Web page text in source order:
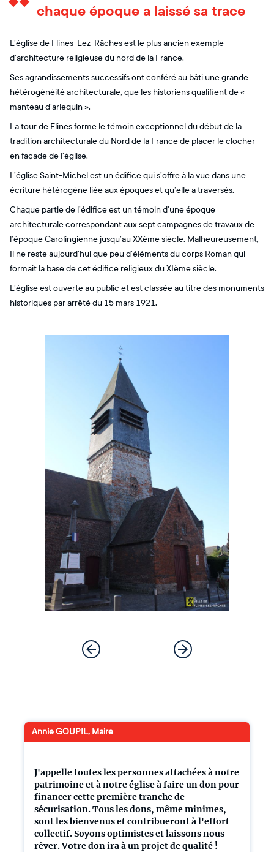
chaque époque a laissé sa trace
L’église de Flines-Lez-Râches est le plus ancien exemple
d’architecture religieuse du nord de la France.
Ses agrandissements successifs ont conféré au bâti une grande
hétérogénéité architecturale, que les historiens qualifient de «
manteau d’arlequin ».
La tour de Flines forme le témoin exceptionnel du début de la
tradition architecturale du Nord de la France de placer le clocher
en façade de l’église.
L’église Saint-Michel est un édifice qui s’offre à la vue dans une
écriture hétérogène liée aux époques et qu’elle a traversés.
Chaque partie de l’édifice est un témoin d’une époque
architecturale correspondant aux sept campagnes de travaux de
l’époque Carolingienne jusqu’au XXème siècle. Malheureusement,
Il ne reste aujourd’hui que peu d’éléments du corps Roman qui
formait la base de cet édifice religieux du XIème siècle.
L’église est ouverte au public et est classée au titre des monuments
historiques par arrêté du 15 mars 1921.
J'appelle toutes les personnes attachées à notre
patrimoine et à notre église à faire un don pour
financer cette première tranche de
sécurisation. Tous les dons, même minimes,
sont les bienvenus et contribueront à l'effort
collectif. Soyons optimistes et laissons nous
rêver. Votre don ira à un projet de qualité !
Annie GOUPIL, Maire